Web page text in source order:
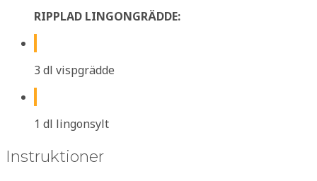
RIPPLAD LINGONGRÄDDE:
3 dl vispgrädde
1 dl lingonsylt
Instruktioner